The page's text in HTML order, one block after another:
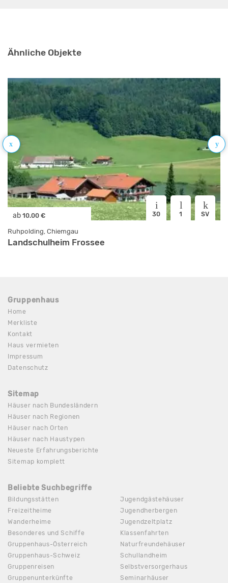
Ähnliche Objekte
ab 10.00 € 30 1 SV
Ruhpolding, Chiemgau
Landschulheim Frossee
Gruppenhaus
Home
Merkliste
Kontakt
Haus vermieten
Impressum
Datenschutz
Sitemap
Häuser nach Bundesländern
Häuser nach Regionen
Häuser nach Orten
Häuser nach Haustypen
Neueste Erfahrungsberichte
Sitemap komplett
Beliebte Suchbegriffe
Bildungsstätten
Freizeitheime
Wanderheime
Besonderes und Schiffe
Gruppenhaus-Österreich
Gruppenhaus-Schweiz
Gruppenreisen
Gruppenunterkünfte
Jugendgästehäuser
Jugendherbergen
Jugendzeltplatz
Klassenfahrten
Naturfreundehäuser
Schullandheim
Selbstversorgerhaus
Seminarhäuser